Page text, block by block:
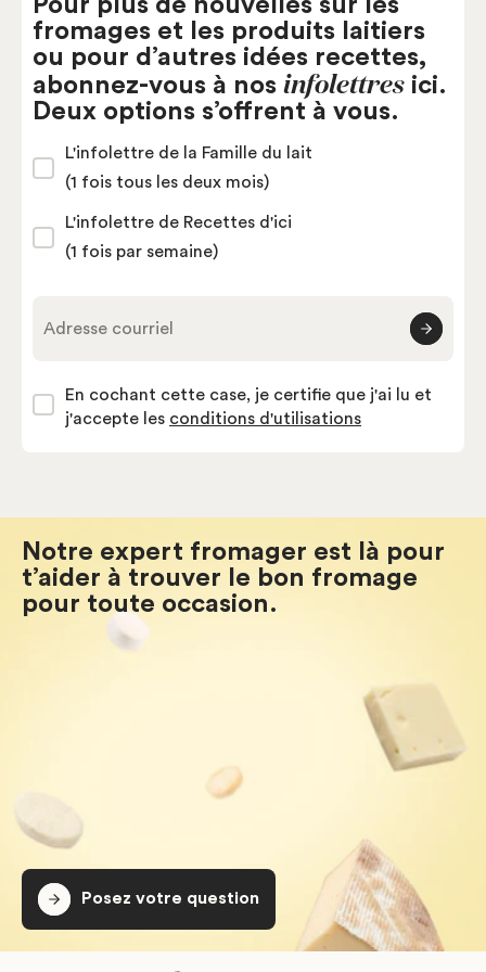
Pour plus de nouvelles sur les
fromages et les produits laitiers
ou pour d’autres idées recettes,
abonnez-vous à nos infolettres ici.
Deux options s’offrent à vous.
L'infolettre de la Famille du lait
(1 fois tous les deux mois)
L'infolettre de Recettes d'ici
(1 fois par semaine)
Adresse courriel
En cochant cette case, je certifie que j'ai lu et
j'accepte les conditions d'utilisations
Notre expert fromager est là pour
t’aider à trouver le bon fromage
pour toute occasion.
Posez votre question